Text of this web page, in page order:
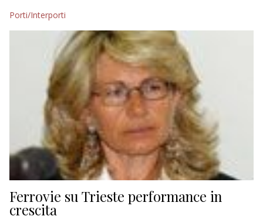
Porti/Interporti
Ferrovie su Trieste performance in
crescita